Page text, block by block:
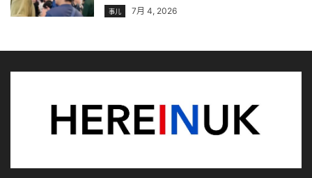
事儿 7月 4, 2026